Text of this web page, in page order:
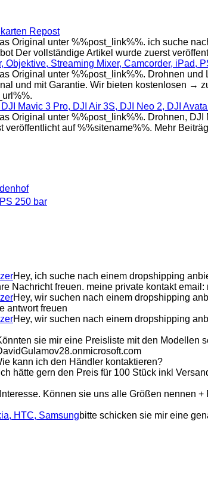
Repost
Original unter %%post_link%%. ich suche
Der vollständige Artikel wurde zuerst
Streaming Mixer, Camcorder, iPad,
Original unter %%post_link%%. Drohnen
und mit Garantie. Wir bieten kostenlosen →
Mavic 3 Pro, DJI Air 3S, DJI Neo 2, DJI
Original unter %%post_link%%. Drohnen,
auf %%sitename%%. Mehr
250 bar
Hey, ich suche nach einem dropshipping
Nachricht freuen. meine private kontakt
Hey, wir suchen nach einem dropshipping
antwort freuen
Hey, wir suchen nach einem dropshipping
sie mir eine Preisliste mit den Modellen
kann ich den Händler kontaktieren?
hätte gern den Preis für 100 Stück inkl
Können sie uns alle Größen nennen
HTC, Samsungbitte schicken sie mir eine